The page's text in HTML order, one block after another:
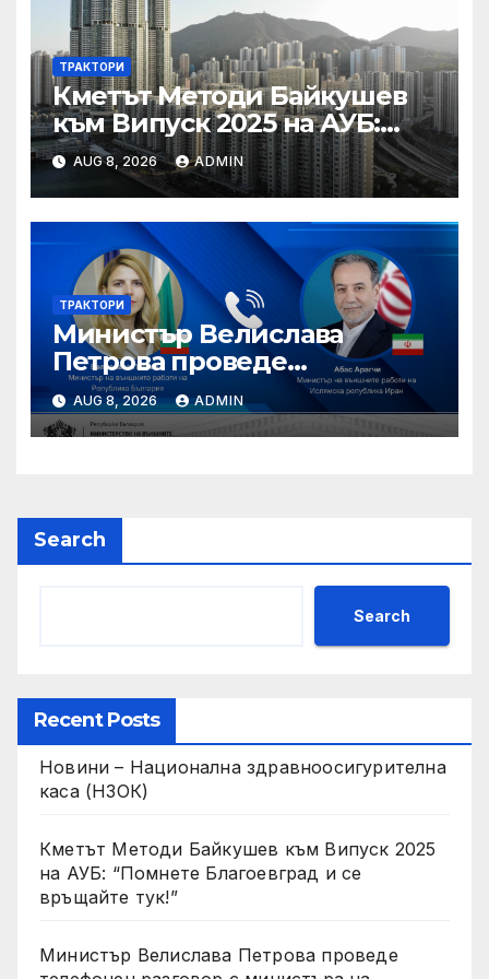
ТРАКТОРИ
Кметът Методи Байкушев
към Випуск 2025 на АУБ:
“Помнете Благоевград и се
връщайте тук!”
AUG 8, 2026 ADMIN
ТРАКТОРИ
Министър Велислава
Петрова проведе
телефонен разговор с
министъра на външните
работи на Ислямска
AUG 8, 2026 ADMIN
Search
Search
Recent Posts
Новини – Национална здравноосигурителна
каса (НЗОК)
Кметът Методи Байкушев към Випуск 2025
на АУБ: “Помнете Благоевград и се
връщайте тук!”
Министър Велислава Петрова проведе